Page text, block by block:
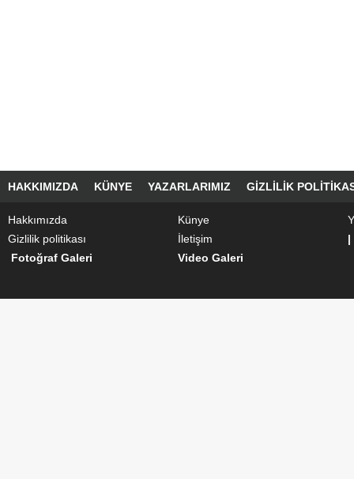
HAKKIMIZDA KÜNYE YAZARLARIMIZ GIZLILIK
Hakkımızda Künye
Gizlilik politikası
İletişim
|
Fotoğraf Galeri
Video Galeri